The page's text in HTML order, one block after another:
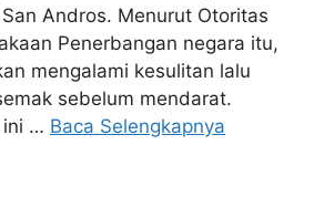
Andros. Menurut Otoritas
Penerbangan negara itu,
mengalami kesulitan lalu
sebelum mendarat.
ini … Baca Selengkapnya